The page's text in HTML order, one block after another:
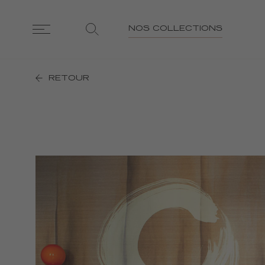
NOS COLLECTIONS
RETOUR